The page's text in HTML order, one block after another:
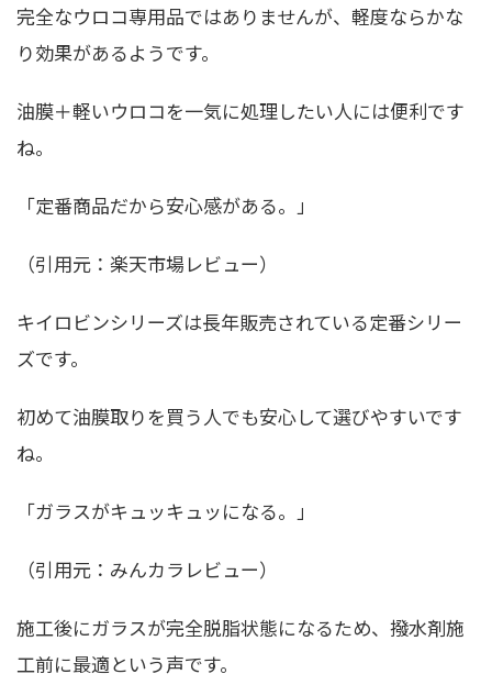
完全なウロコ専用品ではありませんが、軽度ならかな
り効果があるようです。
油膜＋軽いウロコを一気に処理したい人には便利です
ね。
「定番商品だから安心感がある。」
（引用元：楽天市場レビュー）
キイロビンシリーズは長年販売されている定番シリー
ズです。
初めて油膜取りを買う人でも安心して選びやすいです
ね。
「ガラスがキュッキュッになる。」
（引用元：みんカラレビュー）
施工後にガラスが完全脱脂状態になるため、撥水剤施
工前に最適という声です。